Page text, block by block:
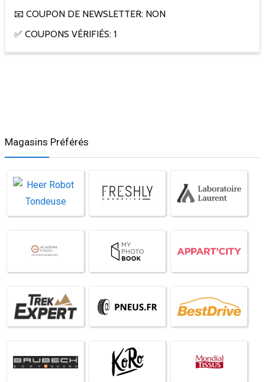
📧 COUPON DE NEWSLETTER: NON
✅ COUPONS VÉRIFIÉS: 1
Magasins Préférés